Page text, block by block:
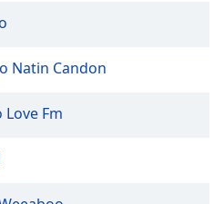
Natin Candon
Love Fm